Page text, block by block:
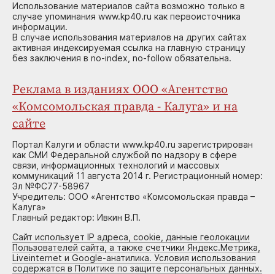
Использование материалов сайта возможно только в
случае упоминания www.kp40.ru как первоисточника
информации.
В случае использования материалов на других сайтах
активная индексируемая ссылка на главную страницу
без заключения в no-index, no-follow обязательна.
Реклама в изданиях ООО «Агентство
«Комсомольская правда - Калуга» и на
сайте
Портал Калуги и области www.kp40.ru зарегистрирован
как СМИ Федеральной службой по надзору в сфере
связи, информационных технологий и массовых
коммуникаций 11 августа 2014 г. Регистрационный номер:
Эл №ФС77-58967
Учредитель: ООО «Агентство «Комсомольская правда –
Калуга»
Главный редактор: Ивкин В.П.
Сайт использует IP адреса, cookie, данные геолокации
Пользователей сайта, а также счетчики Яндекс.Метрика,
Liveinternet и Google-анатилика. Условия использования
содержатся в Политике по защите персональных данных.